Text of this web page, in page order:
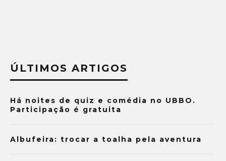
ÚLTIMOS ARTIGOS
Há noites de quiz e comédia no UBBO.
Participação é gratuita
Albufeira: trocar a toalha pela aventura